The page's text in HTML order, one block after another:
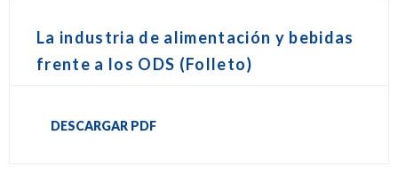
La industria de alimentación y bebidas
frente a los ODS (Folleto)
DESCARGAR PDF